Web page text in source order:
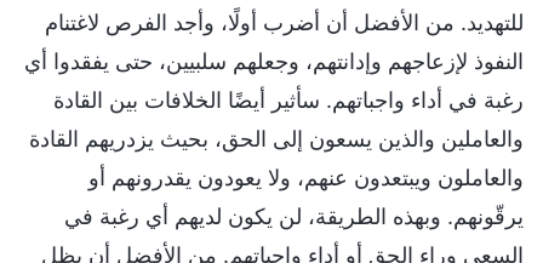
للتهديد. من الأفضل أن أضرب أولًا، وأجد الفرص لاغتنام
النفوذ لإزعاجهم وإدانتهم، وجعلهم سلبيين، حتى يفقدوا أي
رغبة في أداء واجباتهم. سأثير أيضًا الخلافات بين القادة
والعاملين والذين يسعون إلى الحق، بحيث يزدريهم القادة
والعاملون ويبتعدون عنهم، ولا يعودون يقدرونهم أو
يرقّونهم. وبهذه الطريقة، لن يكون لديهم أي رغبة في
السعي وراء الحق أو أداء واجباتهم. من الأفضل أن يظل